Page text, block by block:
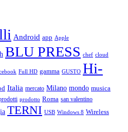
Android app Apple
BLU PRESS chef cloud
Full HD gamma GUSTO Hi-
Italia mercato Milano mondo musica
prodotto Roma san valentino
TERNI USB Windows 8 Wireless